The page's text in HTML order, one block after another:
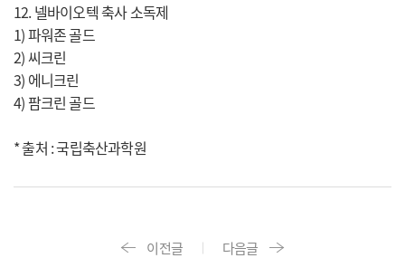
12. 넬바이오텍 축사 소독제
1) 파워존 골드
2) 씨크린
3) 에니크린
4) 팜크린 골드
* 출처 : 국립축산과학원
이전글 다음글